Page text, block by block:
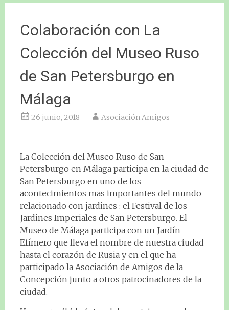
Colaboración con La
Colección del Museo Ruso
de San Petersburgo en
Málaga
26 junio, 2018 Asociación Amigos
La Colección del Museo Ruso de San
Petersburgo en Málaga participa en la ciudad de
San Petersburgo en uno de los
acontecimientos mas importantes del mundo
relacionado con jardines : el Festival de los
Jardines Imperiales de San Petersburgo. El
Museo de Málaga participa con un Jardín
Efímero que lleva el nombre de nuestra ciudad
hasta el corazón de Rusia y en el que ha
participado la Asociación de Amigos de la
Concepción junto a otros patrocinadores de la
ciudad.